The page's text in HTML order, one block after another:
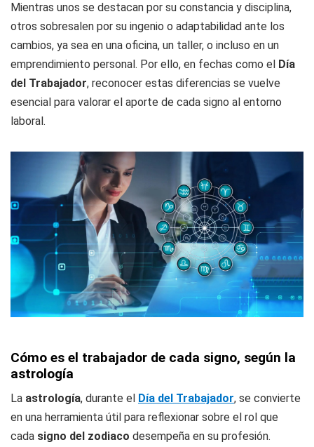
Mientras unos se destacan por su constancia y disciplina,
otros sobresalen por su ingenio o adaptabilidad ante los
cambios, ya sea en una oficina, un taller, o incluso en un
emprendimiento personal. Por ello, en fechas como el
Día
del Trabajador, reconocer estas diferencias se vuelve
esencial para valorar el aporte de cada signo al entorno
laboral.
Cómo es el trabajador de cada signo, según la
astrología
La astrología, durante el Día del Trabajador, se convierte
en una herramienta útil para reflexionar sobre el rol que
cada signo del zodiaco desempeña en su profesión.